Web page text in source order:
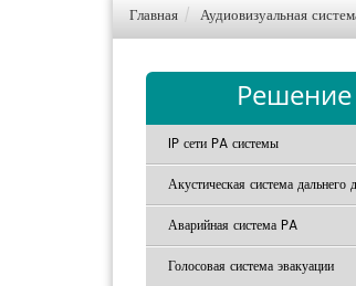
Главная Аудиовизуальная
Решение
IP сети PA системы
Акустическая система дальнего
Аварийная система PA
Голосовая система эвакуации